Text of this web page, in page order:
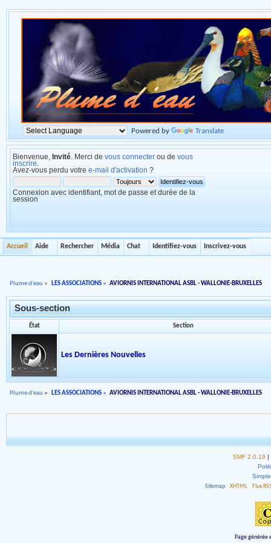
Powered by Translate
Bienvenue, Invité . Merci de vous connecter ou de vous
inscrire
Avez-vous perdu votre e-mail d'activation ?
Connexion avec identifiant, mot de passe et durée de la
session
Accueil Aide Rechercher Média Chat Identifiez-vous Inscrivez-vous
Plume d'eau » LES ASSOCIATIONS» AVIORNIS INTERNATIONAL ASBL - WALLONIE-BRUXELLES
Sous-section
État Section
Les Dernières Nouvelles
Plume d'eau » LES ASSOCIATIONS» AVIORNIS INTERNATIONAL ASBL - WALLONIE-BRUXELLES
SMF 2.0.19 |
Sitemap
XHTML Flux
Page générée